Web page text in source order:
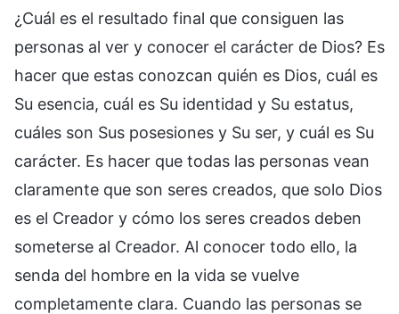
¿Cuál es el resultado final que consiguen las
personas al ver y conocer el carácter de Dios? Es
hacer que estas conozcan quién es Dios, cuál es
Su esencia, cuál es Su identidad y Su estatus,
cuáles son Sus posesiones y Su ser, y cuál es Su
carácter. Es hacer que todas las personas vean
claramente que son seres creados, que solo Dios
es el Creador y cómo los seres creados deben
someterse al Creador. Al conocer todo ello, la
senda del hombre en la vida se vuelve
completamente clara. Cuando las personas se